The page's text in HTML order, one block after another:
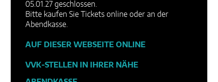
05.01.27 geschlossen.
Bitte kaufen Sie Tickets online oder an der
Abendkasse.
AUF DIESER WEBSEITE ONLINE
VVK-STELLEN IN IHRER NÄHE